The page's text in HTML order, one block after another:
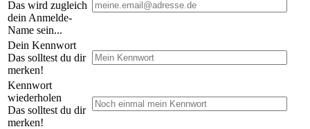
Das wird zugleich
dein Anmelde-
Name sein...
Dein Kennwort
Das solltest du dir
merken!
Kennwort
wiederholen
Das solltest du dir
merken!